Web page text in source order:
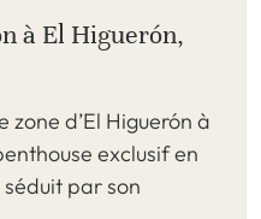
à El Higuerón,
zone d’El Higuerón à
exclusif en
par son